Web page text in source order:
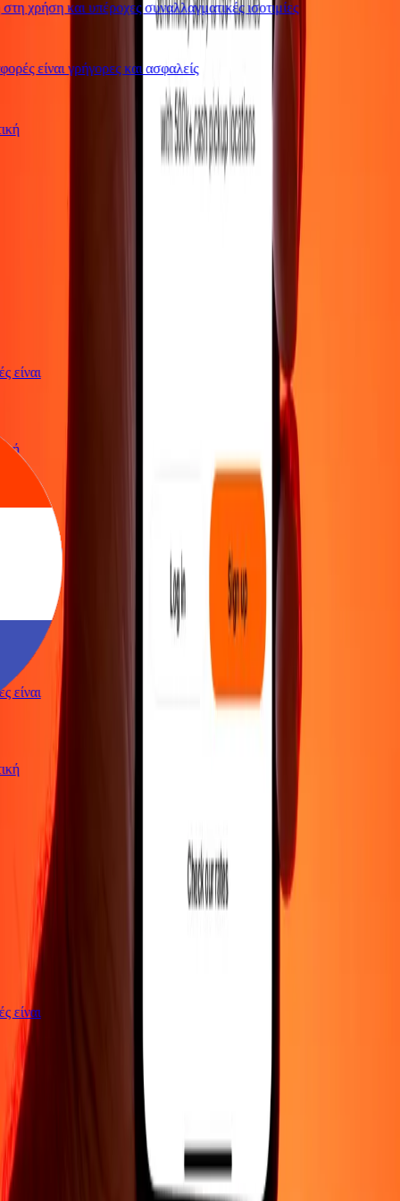
χρήση και υπέροχες συναλλαγματικές ισοτιμίες
είναι γρήγορες και ασφαλείς
είναι
είναι
είναι
ΕΤΑΙΡΕΙΑ
Σχετικά με εμάς
Θέσεις εργασίαςΑσφάλεια
πράκτορας
ΥΠΟΣΤΗΡΙΞΗ